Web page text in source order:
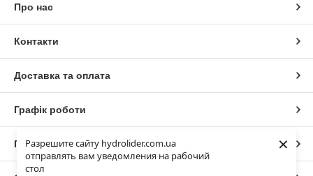
Разрешите сайту hydrolider.com.ua
отправлять вам уведомления на рабочий
стол
×
Про нас
Контакти
Доставка та оплата
Графік роботи
Повна версія сайту